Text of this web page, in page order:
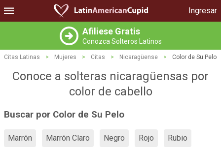
Ingresar
Afiliese Gratis
Conozca Solteros Latinos
Citas Latinas > Mujeres > Citas > Nicaragüense > Color de Su Pelo
Conoce a solteras nicaragüensas por
color de cabello
Buscar por Color de Su Pelo
Marrón Marrón Claro Negro Rojo Rubio